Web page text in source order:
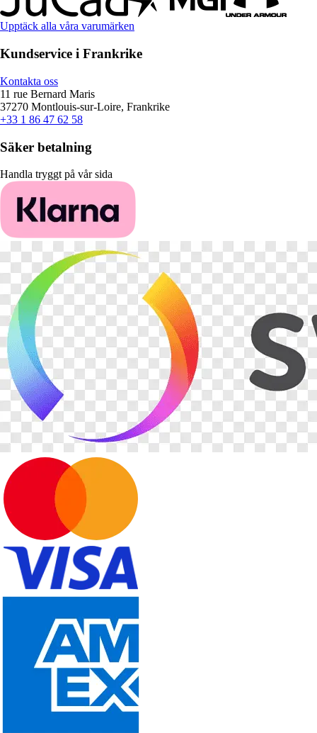
Upptäck alla våra varumärken
Kundservice i Frankrike
Kontakta oss
11 rue Bernard Maris
37270 Montlouis-sur-Loire, Frankrike
+33 1 86 47 62 58
Säker betalning
Handla tryggt på vår sida